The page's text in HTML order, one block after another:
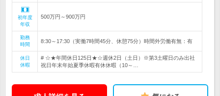
初年度
年収
500万円～900万円
勤務
時間
8:30～17:30（実働7時間45分、休憩75分）時間外労働有無：有
休日
休暇
# ☆★年間休日125日★☆週休2日（土日）※第3土曜日のみ出社
祝日年末年始夏季休暇有休休暇（10～…